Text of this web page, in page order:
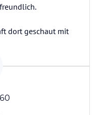
dort geschaut mit